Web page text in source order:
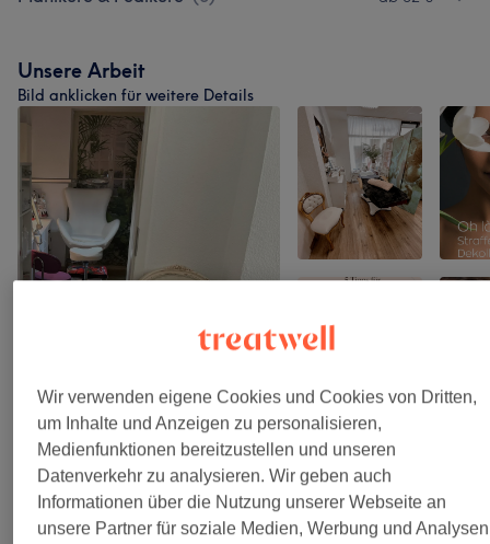
Unsere Arbeit
Bild anklicken für weitere Details
Salonbewertungen
Wir verwenden eigene Cookies und Cookies von Dritten,
um Inhalte und Anzeigen zu personalisieren,
Medienfunktionen bereitzustellen und unseren
Datenverkehr zu analysieren. Wir geben auch
Informationen über die Nutzung unserer Webseite an
unsere Partner für soziale Medien, Werbung und Analysen